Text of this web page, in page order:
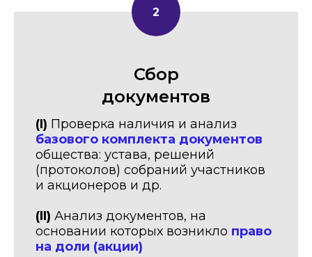
Сбор
документов
(I) Проверка наличия и анализ
базового комплекта документов
общества: устава, решений
(протоколов) собраний участников
и акционеров и др.
(II) Анализ документов, на
основании которых возникло право
на доли (акции)